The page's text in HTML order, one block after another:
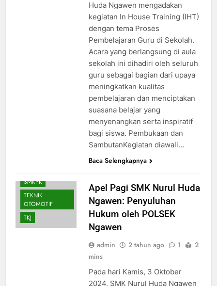
Huda Ngawen mengadakan
kegiatan In House Training (IHT)
dengan tema Proses
Pembelajaran Guru di Sekolah.
Acara yang berlangsung di aula
sekolah ini dihadiri oleh seluruh
guru sebagai bagian dari upaya
meningkatkan kualitas
pembelajaran dan menciptakan
suasana belajar yang
menyenangkan serta inspiratif
bagi siswa. Pembukaan dan
SambutanKegiatan diawali…
Baca Selengkapnya
SMKPK
TEKNIK
OTOMOTIF
TKJ
Apel Pagi SMK Nurul Huda
Ngawen: Penyuluhan
Hukum oleh POLSEK
Ngawen
admin 2 tahun ago 1
2
mins
Pada hari Kamis, 3 Oktober
2024, SMK Nurul Huda Ngawen